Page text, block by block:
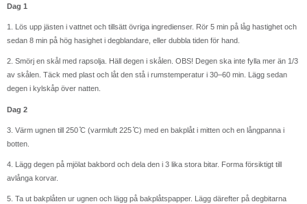
Dag 1
1. Lös upp jästen i vattnet och tillsätt övriga ingredienser. Rör 5 min på låg hastighet och
sedan 8 min på hög hasighet i degblandare, eller dubbla tiden för hand.
2. Smörj en skål med rapsolja. Häll degen i skålen. OBS! Degen ska inte fylla mer än 1/3
av skålen. Täck med plast och låt den stå i rumstemperatur i 30–60 min. Lägg sedan
degen i kylskåp över natten.
Dag 2
3. Värm ugnen till 250 ̊C (varmluft 225 ̊C) med en bakplåt i mitten och en långpanna i
botten.
4. Lägg degen på mjölat bakbord och dela den i 3 lika stora bitar. Forma försiktigt till
avlånga korvar.
5. Ta ut bakplåten ur ugnen och lägg på bakplåtspapper. Lägg därefter på degbitarna